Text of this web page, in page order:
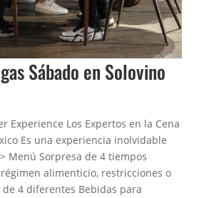
Sábado en Solovino
Experience Los Expertos en la Cena
Es una experiencia inolvidable
Menú Sorpresa de 4 tiempos
alimenticio, restricciones o
de 4 diferentes Bebidas para